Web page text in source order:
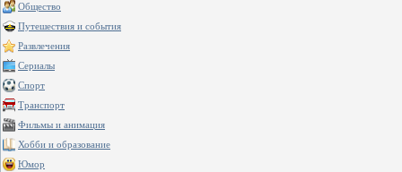
Общество
Путешествия и события
Развлечения
Сериалы
Спорт
Транспорт
Фильмы и анимация
Хобби и образование
Юмор